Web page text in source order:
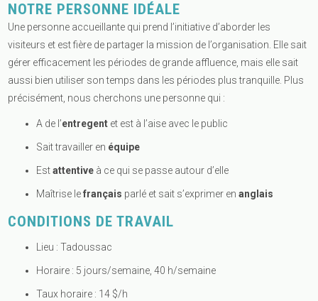
NOTRE PERSONNE IDÉALE
Une personne accueillante qui prend l’initiative d’aborder les
visiteurs et est fière de partager la mission de l’organisation. Elle sait
gérer efficacement les périodes de grande affluence, mais elle sait
aussi bien utiliser son temps dans les périodes plus tranquille. Plus
précisément, nous cherchons une personne qui :
A de l’entregent et est à l’aise avec le public
Sait travailler en équipe
Estattentive à ce qui se passe autour d’elle
Maîtrise lefrançais parlé et sait s’exprimer enanglais
CONDITIONS DE TRAVAIL
Lieu : Tadoussac
Horaire : 5 jours/semaine, 40 h/semaine
Taux horaire : 14 $/h